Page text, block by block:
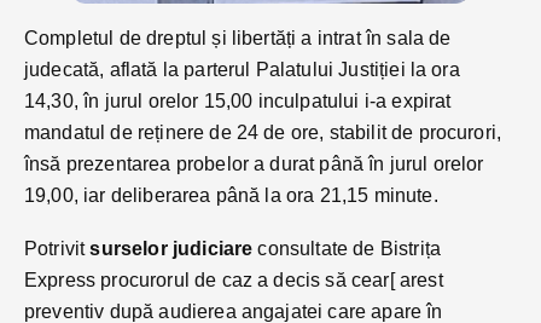
Completul de dreptul și libertăți a intrat în sala de
judecată, aflată la parterul Palatului Justiției la ora
14,30, în jurul orelor 15,00 inculpatului i-a expirat
mandatul de reținere de 24 de ore, stabilit de procurori,
însă prezentarea probelor a durat până în jurul orelor
19,00, iar deliberarea până la ora 21,15 minute.
Potrivitsurselor judiciare consultate de Bistrița
Express procurorul de caz a decis să cear[ arest
preventiv după audierea angajatei care apare în